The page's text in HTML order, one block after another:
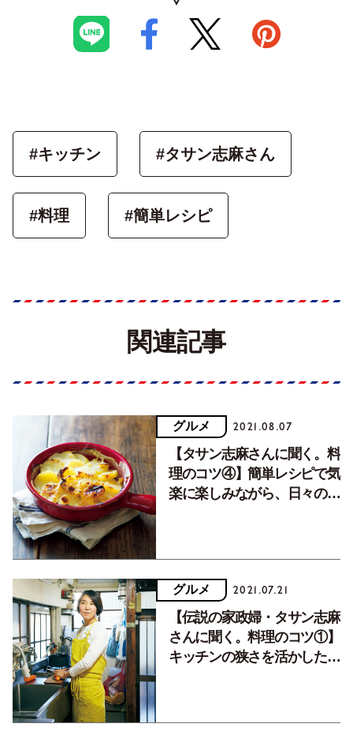
#キッチン #タサン志麻さん
#料理 #簡単レシピ
関連記事
グルメ 2021.08.07
【タサン志麻さんに聞く。料
理のコツ④】簡単レシピで気
楽に楽しみながら、日々の食
グルメ 2021.07.21
【伝説の家政婦・タサン志麻
さんに聞く。料理のコツ①】
キッチンの狭さを活かした、